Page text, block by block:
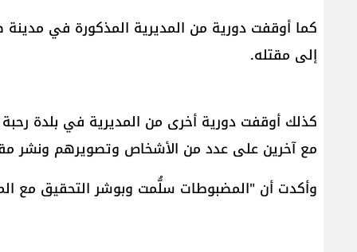
كما أوقفت دورية من المديرية المذكورة في
إلى مقتله.
كذلك أوقفت دورية أخرى من المديرية في بلدة
مع آخرين على عدد من الأشخاص وتصويرهم ونشر
وأكدت أن "المضبوطات سلُّمت وبوشر التحقيق مع